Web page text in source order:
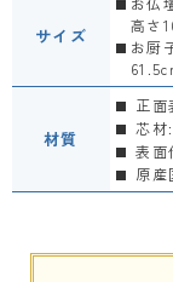
サイズ
高さ
お厨
材質
正面
芯材:
表面
原産